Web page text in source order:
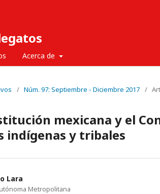
Acerca de
/ Núm. 97: Septiembre - Diciembre 2017 /
mexicana y el
indígenas y tribales
Lara
Metropolitana